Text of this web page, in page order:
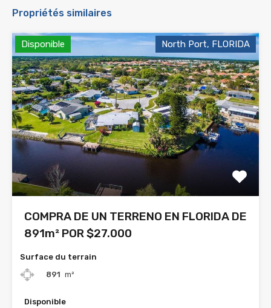
Propriétés similaires
Disponible North Port, FLORIDA
COMPRA DE UN TERRENO EN FLORIDA DE
891m² POR $27.000
Surface du terrain
891 m²
Disponible